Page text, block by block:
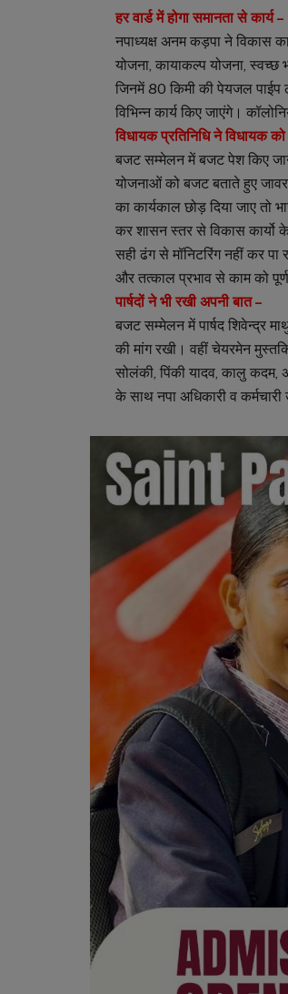
हर वार्ड में होगा समानता से कार्य –
नपाध्यक्ष अनम कड़पा ने विकास
योजना, कायाकल्प योजना,
जिनमें 80 किमी की पेयजल पाईप
विभिन्न कार्य किए जाएंगे।
विधायक प्रतिनिधि ने विधायक को
बजट सम्मेलन में बजट पेश किए जाने
योजनाओं को बजट बताते हुए
का कार्यकाल छोड़ दिया जाए तो
कर शासन स्तर से विकास कार्यो के
सही ढंग से मॉनिटरिंग नहीं कर
और तत्काल प्रभाव से काम को
पार्षदों ने भी रखी अपनी बात –
बजट सम्मेलन में पार्षद शिवेन्द्र
की मांग रखी। वहीं चेयरमेन
सोलंकी, पिंकी यादव, कालु कदम,
के साथ नपा अधिकारी व